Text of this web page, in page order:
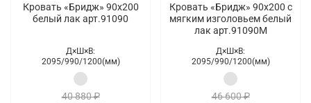
Кровать «Бридж» 90х200
белый лак арт.91090
Д×Ш×В:
2095/990/1200(мм)
40 880 ₽
Кровать «Бридж» 90х200 с
мягким изголовьем белый
лак арт.91090М
Д×Ш×В:
2095/990/1200(мм)
46 600 ₽